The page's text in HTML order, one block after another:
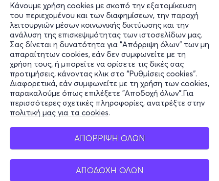
Κάνουμε χρήση cookies με σκοπό την εξατομίκευση
του περιεχομένου και των διαφημίσεων, την παροχή
λειτουργιών μέσων κοινωνικής δικτύωσης και την
ανάλυση της επισκεψιμότητας των ιστοσελίδων μας.
Σας δίνεται η δυνατότητα για "Απόρριψη όλων" των μη
απαραίτητων cookies, εάν δεν συμφωνείτε με τη
χρήση τους, ή μπορείτε να ορίσετε τις δικές σας
προτιμήσεις, κάνοντας κλικ στο "Ρυθμίσεις cookies".
Διαφορετικά, εάν συμφωνείτε με τη χρήση των cookies,
παρακαλούμε όπως επιλέξετε "Αποδοχή όλων".Για
περισσότερες σχετικές πληροφορίες, ανατρέξτε στην
πολιτική μας για τα cookies.
ΑΠΟΡΡΙΨΗ ΟΛΩΝ
ΑΠΟΔΟΧΗ ΟΛΩΝ
Πληροφορίες
Υποστήριξη
Stay Connected
Mobile app